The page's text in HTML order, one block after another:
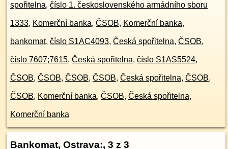
spořitelna, číslo 1. československého armádního sboru
1333, Komerční banka, ČSOB, Komerční banka,
bankomat, číslo S1AC4093, Česká spořitelna, ČSOB,
číslo 7607;7615, Česká spořitelna, číslo S1AS5524,
ČSOB, ČSOB, ČSOB, ČSOB, Česká spořitelna, ČSOB,
ČSOB, Komerční banka, ČSOB, Česká spořitelna,
Komerční banka
Bankomat, Ostrava:, 3 z 3